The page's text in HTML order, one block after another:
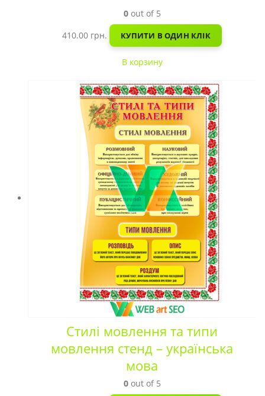
0out of 5
410.00 грн. КУПИТИ В ОДИН КЛІК
В корзину
Стилі мовлення та типи
мовлення стенд – українська
мова
0out of 5